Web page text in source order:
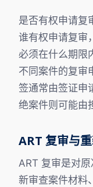
是否有权申请复
谁有权申请复审，
必须在什么期限
不同案件的复审
签通常由签证申
绝案件则可能由
ART 复审与
ART 复审是对
新审查案件材料